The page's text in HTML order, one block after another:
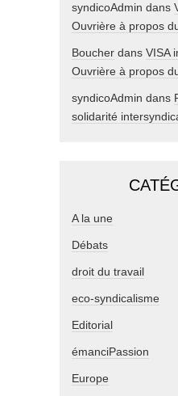
syndicoAdmin dans
Ouvrière à propos
Boucher dans VISA
Ouvrière à propos
syndicoAdmin dans
solidarité
A la une
Débats
droit du travail
eco-syndicalisme
Editorial
émanciPassion
Europe